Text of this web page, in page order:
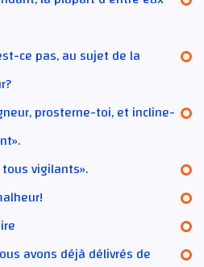
ce pas, au sujet de la
prosterne-toi, et incline-
vigilants».
avons déjà délivrés de